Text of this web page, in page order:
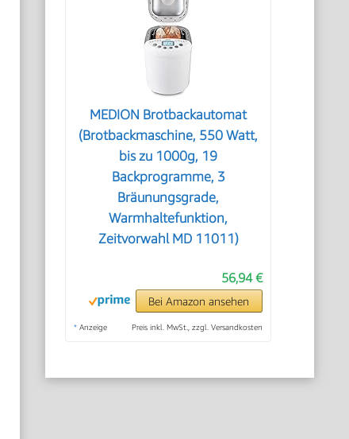
MEDION Brotbackautomat
(Brotbackmaschine, 550 Watt,
bis zu 1000g, 19
Backprogramme, 3
Bräunungsgrade,
Warmhaltefunktion,
Zeitvorwahl MD 11011)
56,94 €
Bei Amazon ansehen
* Anzeige Preis inkl. MwSt., zzgl. Versandkosten